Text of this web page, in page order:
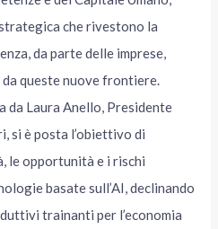
che rivestono la
da parte delle imprese,
queste nuove frontiere.
da Laura Anello, Presidente
si è posta l’obiettivo di
le opportunità e i rischi
basate sull’AI, declinando
trainanti per l’economia